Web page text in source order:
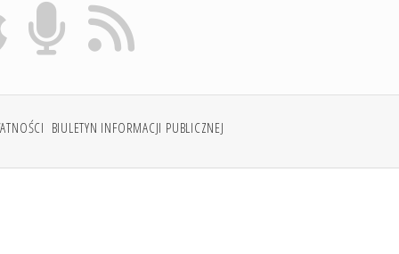
BIULETYN INFORMACJI PUBLICZNEJ